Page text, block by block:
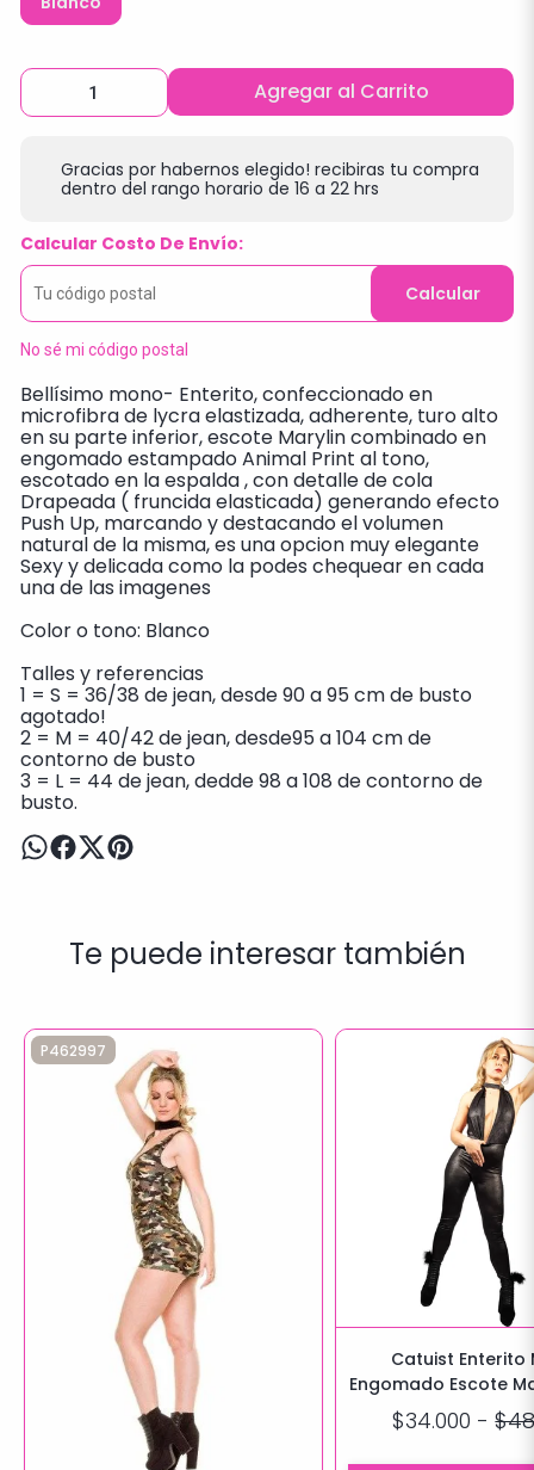
Agregar al Carrito
Gracias por habernos elegido! recibiras tu compra
dentro del rango horario de 16 a 22 hrs
Calcular Costo De Envío:
Calcular
No sé mi código postal
Bellísimo mono- Enterito, confeccionado en
microfibra de lycra elastizada, adherente, turo alto
en su parte inferior, escote Marylin combinado en
engomado estampado Animal Print al tono,
escotado en la espalda , con detalle de cola
Drapeada ( fruncida elasticada) generando efecto
Push Up, marcando y destacando el volumen
natural de la misma, es una opcion muy elegante
Sexy y delicada como la podes chequear en cada
una de las imagenes
Color o tono: Blanco
Talles y referencias
1 = S = 36/38 de jean, desde 90 a 95 cm de busto
agotado!
2 = M = 40/42 de jean, desde95 a 104 cm de
contorno de busto
3 = L = 44 de jean, dedde 98 a 108 de contorno de
busto.
Te puede interesar también
P462997
Catuist Enterito
Engomado Escote
efecto Push
$34.000 -